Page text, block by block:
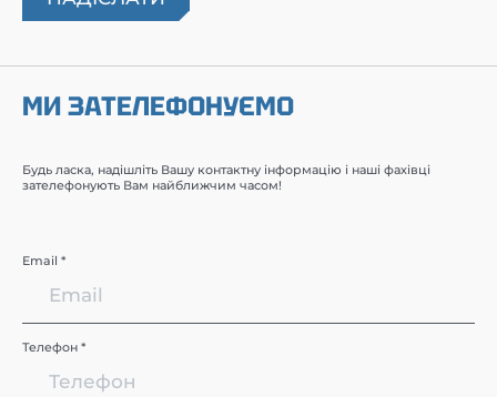
МИ ЗАТЕЛЕФОНУЄМО
Будь ласка, надішліть Вашу контактну інформацію і наші фахівці
зателефонують Вам найближчим часом!
Email *
Телефон *